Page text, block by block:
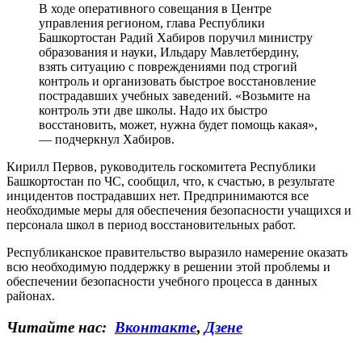
В ходе оперативного совещания в Центре
управления регионом, глава Республики
Башкортостан Радий Хабиров поручил министру
образования и науки, Ильдару Мавлетбердину,
взять ситуацию с повреждениями под строгий
контроль и организовать быстрое восстановление
пострадавших учебных заведений. «Возьмите на
контроль эти две школы. Надо их быстро
восстановить, может, нужна будет помощь какая»,
— подчеркнул Хабиров.
Кирилл Первов, руководитель госкомитета Республики
Башкортостан по ЧС, сообщил, что, к счастью, в результате
инцидентов пострадавших нет. Предпринимаются все
необходимые меры для обеспечения безопасности учащихся и
персонала школ в период восстановительных работ.
Республиканское правительство выразило намерение оказать
всю необходимую поддержку в решении этой проблемы и
обеспечении безопасности учебного процесса в данных
районах.
Читайте нас: Вконтакте, Дзене